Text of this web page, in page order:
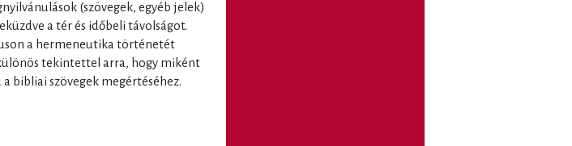
(szövegek, egyéb jelek)
a tér és időbeli távolságot.
a hermeneutika történetét
tekintettel arra, hogy miként
bibliai szövegek megértéséhez.